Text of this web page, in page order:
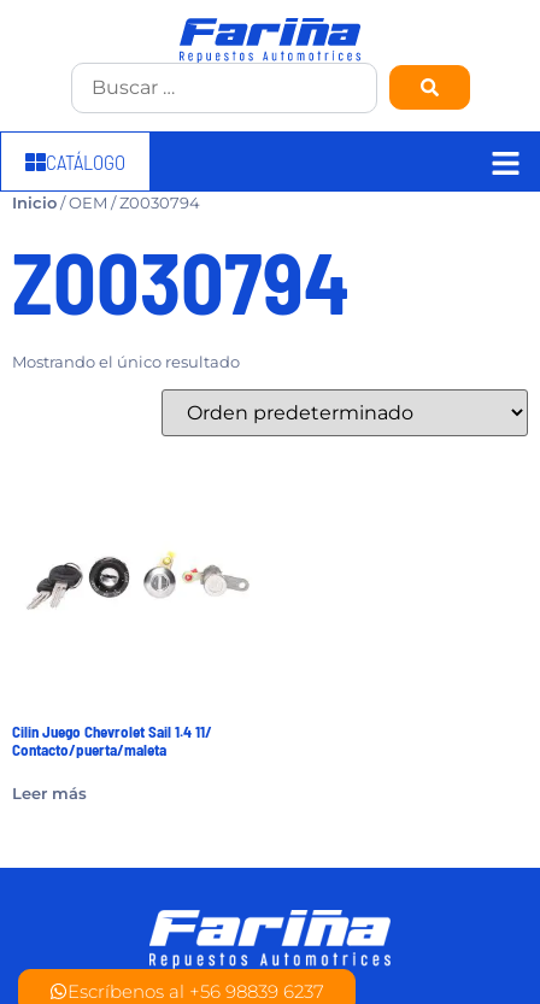
CATÁLOGO
Inicio/ OEM / Z0030794
Z0030794
Mostrando el único resultado
Cilin Juego Chevrolet Sail 1.4 11/
Contacto/puerta/maleta
Leer más
Escríbenos al +56 98839 6237